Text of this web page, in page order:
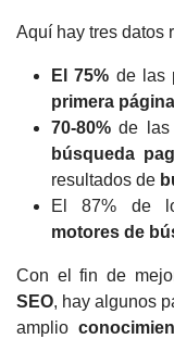
Aquí hay tres datos
El 75% de las
primera página
70-80% de las
búsqueda
resultados de
El 87% de
motores de
Con el fin de
SEO, hay algunos
amplio